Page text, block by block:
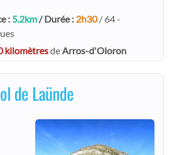
: 5.2km/ Durée : 2h30/ 64 -
kilomètresdeArros-d'Oloron
de Laünde